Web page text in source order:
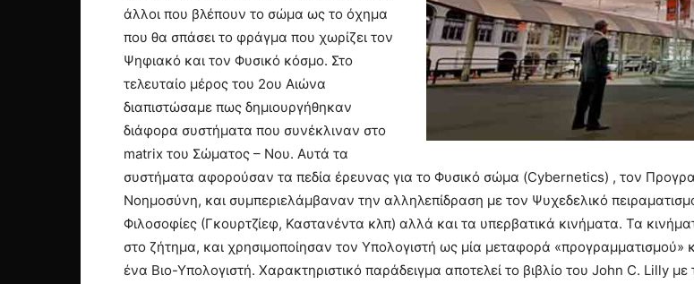
άλλοι που βλέπουν το σώμα ως το όχημα
που θα σπάσει το φράγμα που χωρίζει τον
Ψηφιακό και τον Φυσικό κόσμο. Στο
τελευταίο μέρος του 2ου Αιώνα
διαπιστώσαμε πως δημιουργήθηκαν
διάφορα συστήματα που συνέκλιναν στο
matrix του Σώματος – Νου. Αυτά τα
συστήματα αφορούσαν τα πεδία έρευνας για το Φυσικό σώμα (Cybernetics) , τον
Νοημοσύνη, και συμπεριελάμβαναν την αλληλεπίδραση με τον Ψυχεδελικό
Φιλοσοφίες (Γκουρτζίεφ, Καστανέντα κλπ) αλλά και τα υπερβατικά κινήματα. Τα
στο ζήτημα, και χρησιμοποίησαν τον Υπολογιστή ως μία μεταφορά
ένα Βιο-Υπολογιστή. Χαρακτηριστικό παράδειγμα αποτελεί το βιβλίο του John C. Lilly